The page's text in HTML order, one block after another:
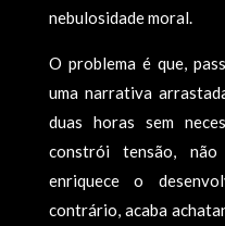
nebulosidade moral.
O problema é que,
uma narrativa
duas horas sem
constrói tensão,
enriquece o
contrário, acaba